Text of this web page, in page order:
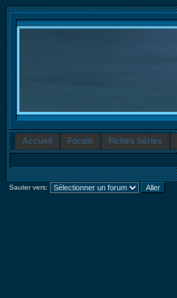
Accueil Forum Fiches Séries
Sauter vers: